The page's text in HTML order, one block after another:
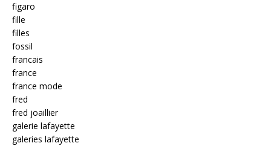
figaro
fille
filles
fossil
francais
france
france mode
fred
fred joaillier
galerie lafayette
galeries lafayette